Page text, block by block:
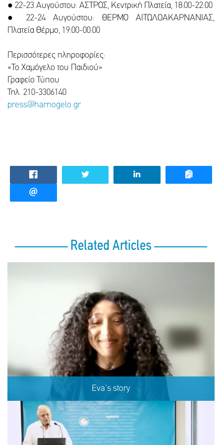
● 22-23 Αυγούστου: ΑΣΤΡΟΣ, Κεντρική Πλατεία, 18:00-22:00
● 22-24 Αυγούστου: ΘΕΡΜΟ ΑΙΤΩΛΟΑΚΑΡΝΑΝΙΑΣ,
Πλατεία Θέρμο, 19:00-00:00
Περισσότερες πληροφορίες:
«Το Χαμόγελο του Παιδιού»
Γραφείο Τύπου
Τηλ. 210-3306140
press@hamogelo.gr
Related Articles
Eva's story